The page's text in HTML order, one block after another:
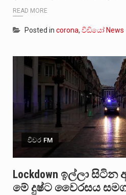
READ MORE
Posted in corona, වීඩියෝ News
විවර FM
Lockdown ඉල්ලා
මේ දුෂ්ට වෛරසය